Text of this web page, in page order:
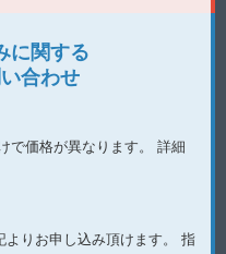
に関する
合わせ
で価格が異なります。
詳細
りお申し込み頂けます。
指